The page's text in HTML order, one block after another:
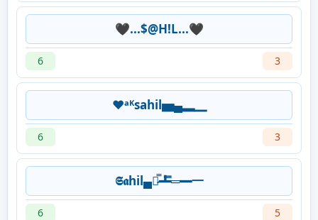
🖤...$@H!L...🖤
6 3
♥ᵃᴷsahil▅▄▂▁
6 3
𝕾𝖆hil▄︻̷̿┻̿═━一
6 5